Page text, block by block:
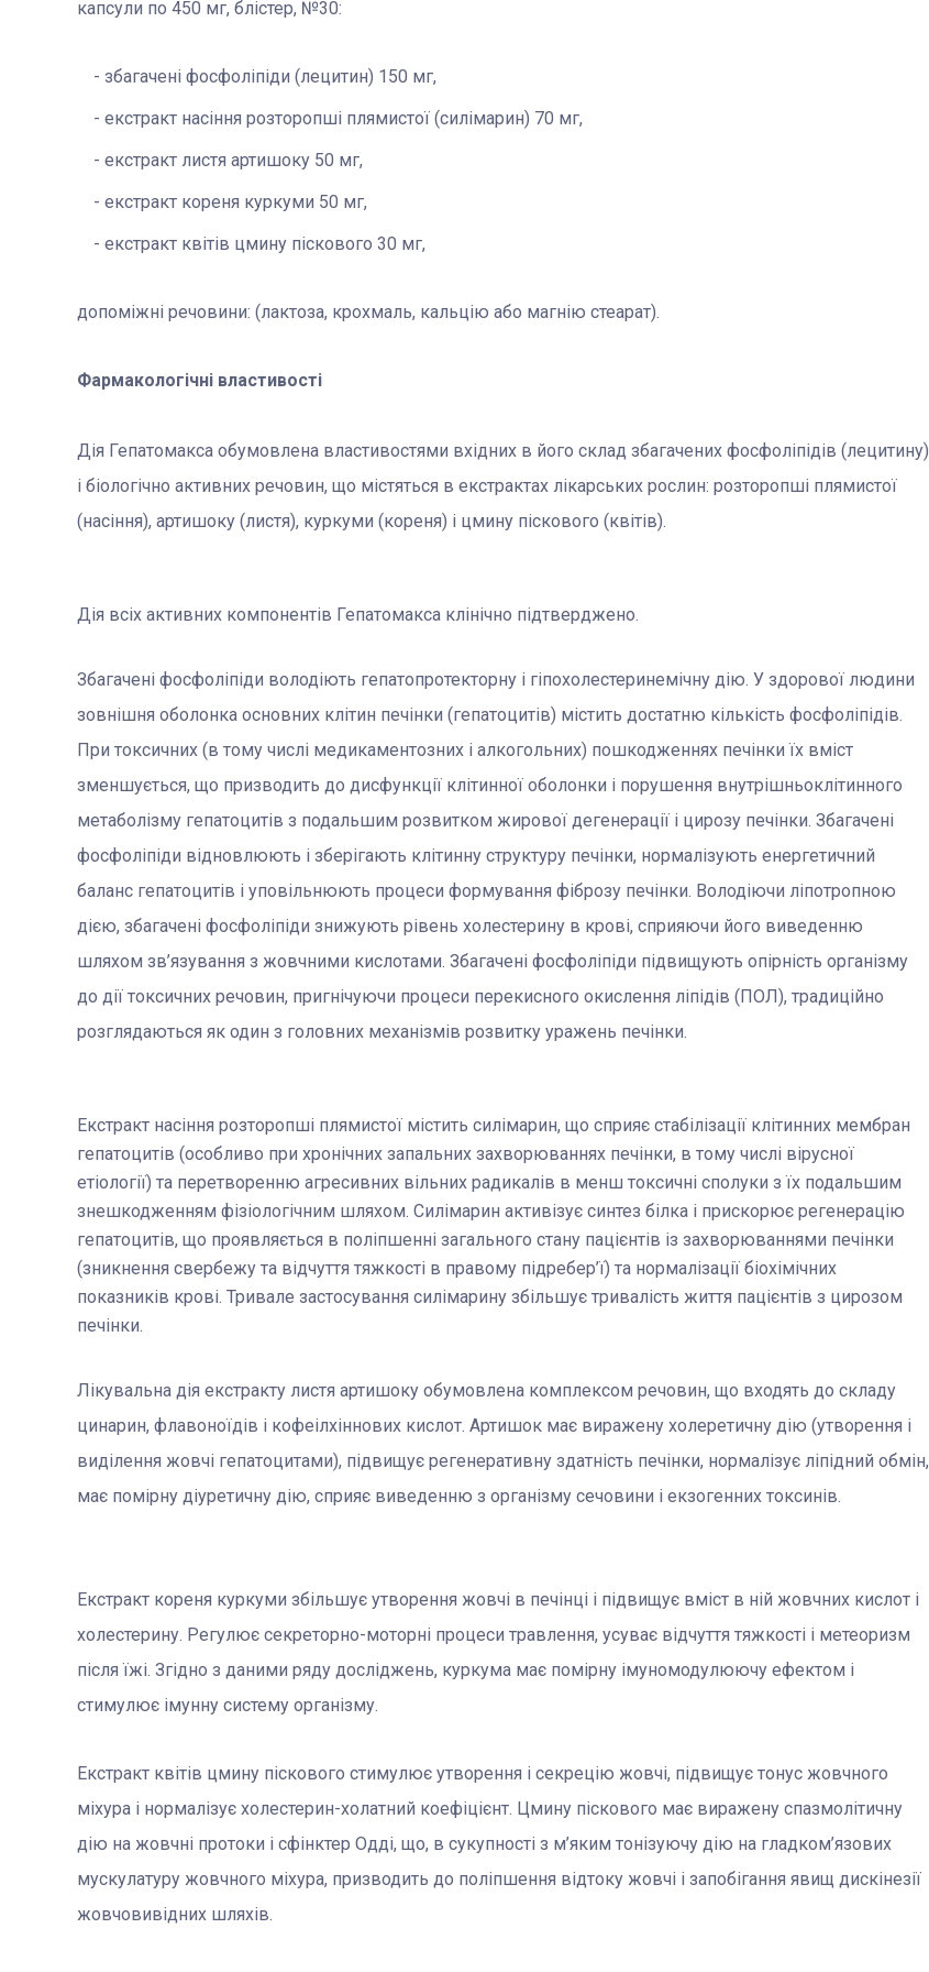
капсули по 450 мг, блістер, №30:
збагачені фосфоліпіди (лецитин) 150 мг,
екстракт насіння розторопші плямистої (силімарин) 70 мг,
екстракт листя артишоку 50 мг,
екстракт кореня куркуми 50 мг,
екстракт квітів цмину піскового 30 мг,
допоміжні речовини: (лактоза, крохмаль, кальцію або магнію стеарат).
Фармакологічні властивості
Дія Гепатомакса обумовлена ​​властивостями вхідних в його склад збагачених фосфоліпідів (лецитину)
і біологічно активних речовин, що містяться в екстрактах лікарських рослин: розторопші плямистої
(насіння), артишоку (листя), куркуми (кореня) і цмину піскового (квітів).
Дія всіх активних компонентів Гепатомакса клінічно підтверджено.
Збагачені фосфоліпіди володіють гепатопротекторну і гіпохолестеринемічну дію. У здорової людини
зовнішня оболонка основних клітин печінки (гепатоцитів) містить достатню кількість фосфоліпідів.
При токсичних (в тому числі медикаментозних і алкогольних) пошкодженнях печінки їх вміст
зменшується, що призводить до дисфункції клітинної оболонки і порушення внутрішньоклітинного
метаболізму гепатоцитів з подальшим розвитком жирової дегенерації і цирозу печінки. Збагачені
фосфоліпіди відновлюють і зберігають клітинну структуру печінки, нормалізують енергетичний
баланс гепатоцитів і уповільнюють процеси формування фіброзу печінки. Володіючи ліпотропною
дією, збагачені фосфоліпіди знижують рівень холестерину в крові, сприяючи його виведенню
шляхом зв’язування з жовчними кислотами. Збагачені фосфоліпіди підвищують опірність організму
до дії токсичних речовин, пригнічуючи процеси перекисного окислення ліпідів (ПОЛ), традиційно
розглядаються як один з головних механізмів розвитку уражень печінки.
Екстракт насіння розторопші плямистої містить силімарин, що сприяє стабілізації клітинних мембран
гепатоцитів (особливо при хронічних запальних захворюваннях печінки, в тому числі вірусної
етіології) та перетворенню агресивних вільних радикалів в менш токсичні сполуки з їх подальшим
знешкодженням фізіологічним шляхом. Силімарин активізує синтез білка і прискорює регенерацію
гепатоцитів, що проявляється в поліпшенні загального стану пацієнтів із захворюваннями печінки
(зникнення свербежу та відчуття тяжкості в правому підребер’ї) та нормалізації біохімічних
показників крові. Тривале застосування силімарину збільшує тривалість життя пацієнтів з цирозом
печінки.
Лікувальна дія екстракту листя артишоку обумовлена комплексом речовин, що входять до складу
цинарин, флавоноїдів і кофеілхіннових кислот. Артишок має виражену холеретичну дію (утворення і
виділення жовчі гепатоцитами), підвищує регенеративну здатність печінки, нормалізує ліпідний обмін,
має помірну діуретичну дію, сприяє виведенню з організму сечовини і екзогенних токсинів.
Екстракт кореня куркуми збільшує утворення жовчі в печінці і підвищує вміст в ній жовчних кислот і
холестерину. Регулює секреторно-моторні процеси травлення, усуває відчуття тяжкості і метеоризм
після їжі. Згідно з даними ряду досліджень, куркума має помірну імуномодулюючу ефектом і
стимулює імунну систему організму.
Екстракт квітів цмину піскового стимулює утворення і секрецію жовчі, підвищує тонус жовчного
міхура і нормалізує холестерин-холатний коефіцієнт. Цмину піскового має виражену спазмолітичну
дію на жовчні протоки і сфінктер Одді, що, в сукупності з м’яким тонізуючу дію на гладком’язових
мускулатуру жовчного міхура, призводить до поліпшення відтоку жовчі і запобігання явищ дискінезії
жовчовивідних шляхів.